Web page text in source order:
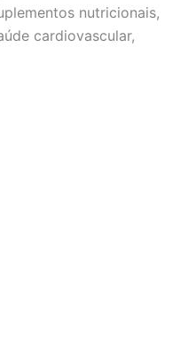
nutricionais,
cardiovascular,